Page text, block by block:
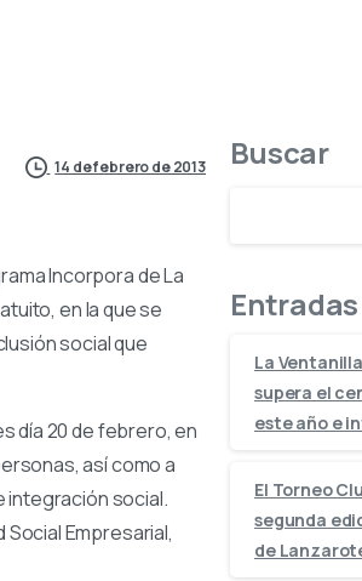
14 de febrero de 2013
Incorpora de La
en la que se
social que
día 20 de febrero, en
así como a
integración social.
Empresarial,
Buscar
La
supera el
este año e
El Torneo
segunda
de